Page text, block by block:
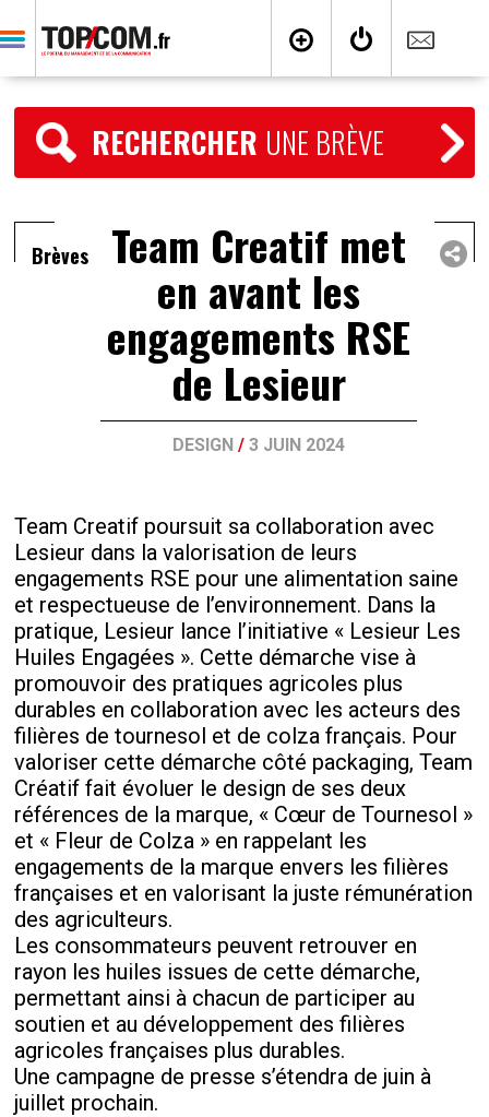
RECHERCHER UNE BRÈVE
Brèves Team Creatif met
en avant les
engagements RSE
de Lesieur
DESIGN/ 3 JUIN 2024
Team Creatif poursuit sa collaboration avec
Lesieur dans la valorisation de leurs
engagements RSE pour une alimentation saine
et respectueuse de l’environnement. Dans la
pratique, Lesieur lance l’initiative « Lesieur Les
Huiles Engagées ». Cette démarche vise à
promouvoir des pratiques agricoles plus
durables en collaboration avec les acteurs des
filières de tournesol et de colza français. Pour
valoriser cette démarche côté packaging, Team
Créatif fait évoluer le design de ses deux
références de la marque, « Cœur de Tournesol »
et « Fleur de Colza » en rappelant les
engagements de la marque envers les filières
françaises et en valorisant la juste rémunération
des agriculteurs.
Les consommateurs peuvent retrouver en
rayon les huiles issues de cette démarche,
permettant ainsi à chacun de participer au
soutien et au développement des filières
agricoles françaises plus durables.
Une campagne de presse s’étendra de juin à
juillet prochain.